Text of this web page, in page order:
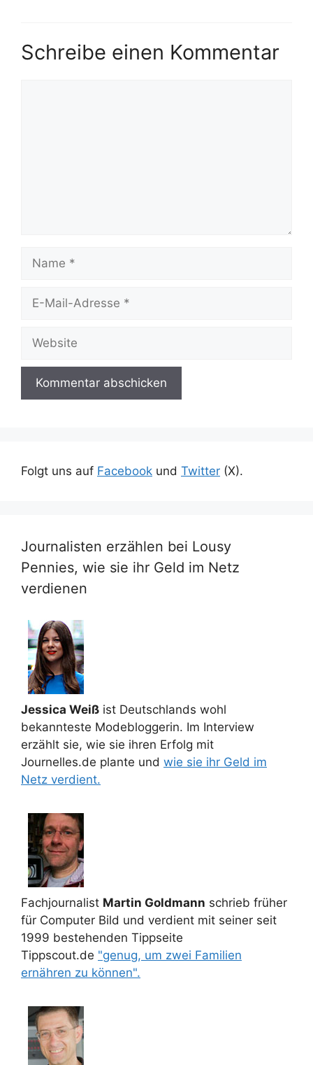
Schreibe einen Kommentar
Name
Website
Folgt uns auf Facebook und Twitter (X).
Journalisten erzählen bei Lousy
Pennies, wie sie ihr Geld im Netz
verdienen
Jessica Weiß ist Deutschlands wohl
bekannteste Modebloggerin. Im Interview
erzählt sie, wie sie ihren Erfolg mit
Journelles.de plante und wie sie ihr Geld im
Netz verdient.
Fachjournalist Martin Goldmann schrieb früher
für Computer Bild und verdient mit seiner seit
1999 bestehenden Tippseite
Tippscout.de "genug, um zwei Familien
ernähren zu können".